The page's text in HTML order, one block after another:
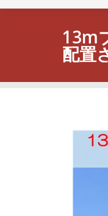
13m
配置